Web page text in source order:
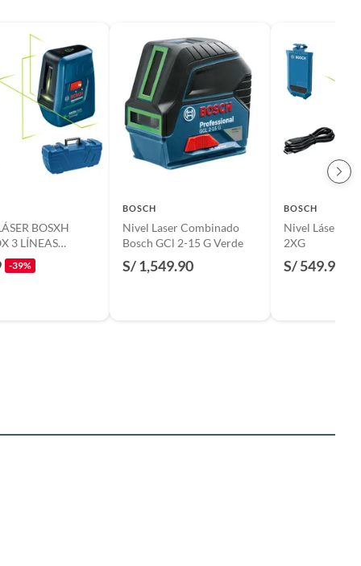
BOSXH
3 LÍNEAS
METROS
BOSCH
-39%
BOSCH
Nivel Laser Combinado
Bosch GCl 2-15 G Verde
S/ 1,549.90
BOSCH
Nivel Láser de
2XG
S/ 549.90